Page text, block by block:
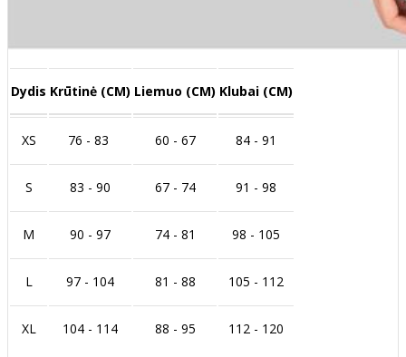
Dydis Krūtinė (CM) Liemuo (CM) Klubai (CM)
XS 76 - 83 60 - 67 84 - 91
S 83 - 90 67 - 74 91 - 98
M 90 - 97 74 - 81 98 - 105
L 97 - 104 81 - 88 105 - 112
XL 104 - 114 88 - 95 112 - 120